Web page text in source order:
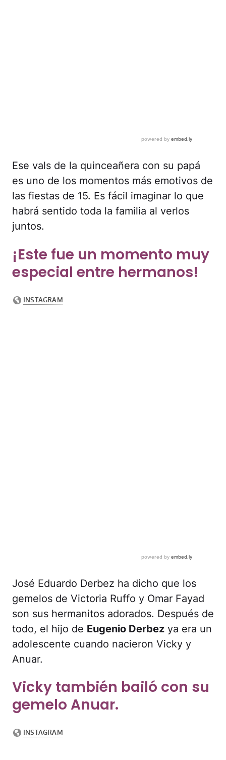
Ese vals de la quinceañera con su papá
es uno de los momentos más emotivos de
las fiestas de 15. Es fácil imaginar lo que
habrá sentido toda la familia al verlos
juntos.
¡Este fue un momento muy
especial entre hermanos!
José Eduardo Derbez ha dicho que los
gemelos de Victoria Ruffo y Omar Fayad
son sus hermanitos adorados. Después de
todo, el hijo de Eugenio Derbez ya era un
adolescente cuando nacieron Vicky y
Anuar.
Vicky también bailó con su
gemelo Anuar.